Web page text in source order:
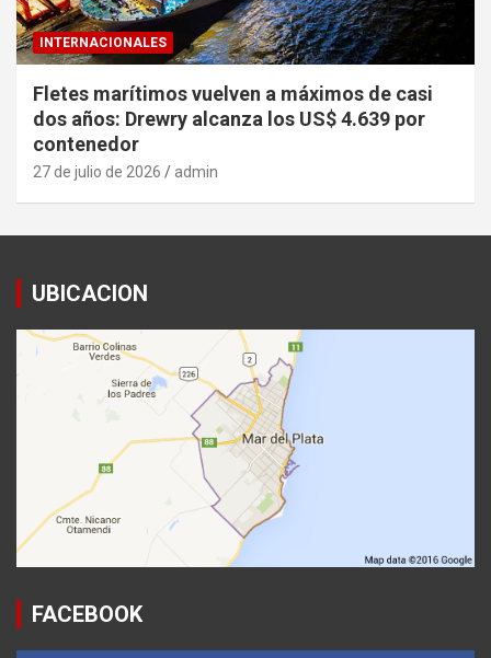
INTERNACIONALES
Fletes marítimos vuelven a máximos de casi
dos años: Drewry alcanza los US$ 4.639 por
contenedor
27 de julio de 2026 admin
UBICACION
FACEBOOK